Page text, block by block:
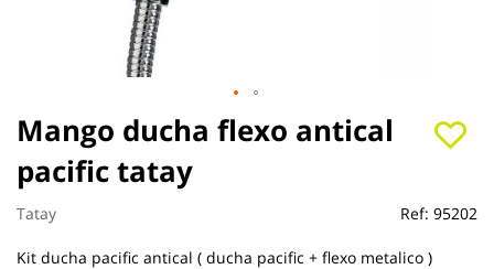
Mango ducha flexo antical
pacific tatay
Tatay Ref: 95202
Kit ducha pacific antical ( ducha pacific + flexo metalico )
Saltar
al
comienzo
de
la
galería
de